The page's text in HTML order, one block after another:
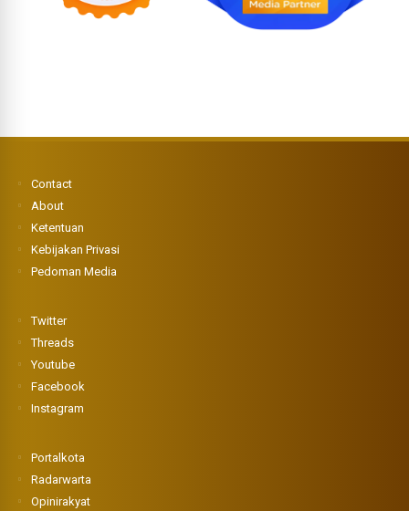
Contact
About
Ketentuan
Kebijakan Privasi
Pedoman Media
Twitter
Threads
Youtube
Facebook
Instagram
Portalkota
Radarwarta
Opinirakyat